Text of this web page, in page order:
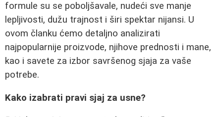
formule su se poboljšavale, nudeći sve manje
lepljivosti, dužu trajnost i širi spektar nijansi. U
ovom članku ćemo detaljno analizirati
najpopularnije proizvode, njihove prednosti i mane,
kao i savete za izbor savršenog sjaja za vaše
potrebe.
Kako izabrati pravi sjaj za usne?